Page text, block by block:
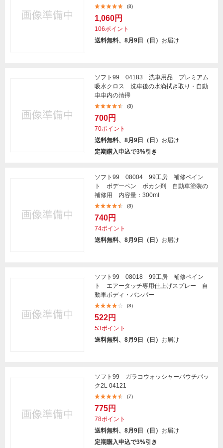
(8)
1,060円
106ポイント
送料無料、8月9日（日） お届け
ソフト99 04183 洗車用品 プレミアム
吸水クロス 洗車後の水滴拭き取り・自動
車車内の清掃
(8)
700円
70ポイント
送料無料、8月9日（日） お届け
定期購入申込で3%引き
ソフト99 08004 99工房 補修ペイン
ト ボデーペン ボカシ剤 自動車塗装の
補修用 内容量：300ml
(8)
740円
74ポイント
送料無料、8月9日（日） お届け
ソフト99 08018 99工房 補修ペイン
ト エアータッチ専用仕上げスプレー 自
動車ボディ・バンパー
(8)
522円
53ポイント
送料無料、8月9日（日） お届け
ソフト99 ガラコウォッシャーパウチパッ
ク2L 04121
(7)
775円
78ポイント
送料無料、8月9日（日） お届け
定期購入申込で3%引き